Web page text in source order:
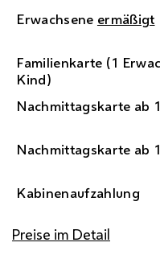
Erwachsene ermäßigt
Familienkarte (1
Kind)
Nachmittagskarte ab
Nachmittagskarte ab
Kabinenaufzahlung
Preise im Detail